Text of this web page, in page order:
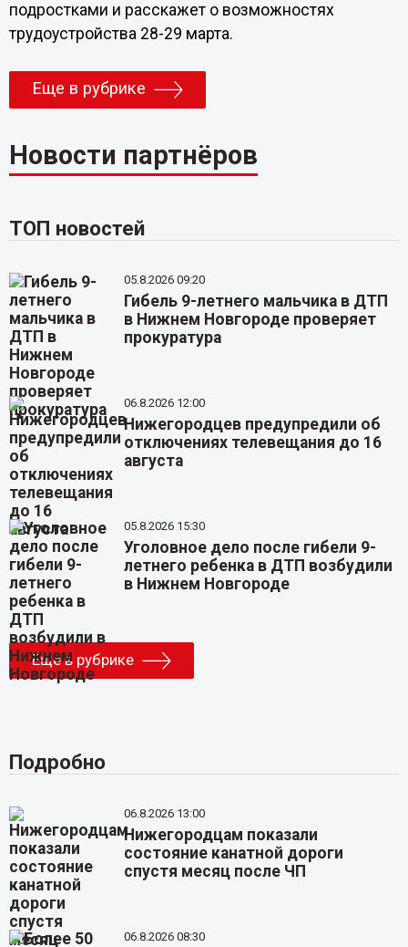
подростками и расскажет о возможностях
трудоустройства 28-29 марта.
Еще в рубрике
Новости партнёров
ТОП новостей
05.8.2026 09:20
Гибель 9-летнего мальчика в ДТП
в Нижнем Новгороде проверяет
прокуратура
06.8.2026 12:00
Нижегородцев предупредили об
отключениях телевещания до 16
августа
05.8.2026 15:30
Уголовное дело после гибели 9-
летнего ребенка в ДТП возбудили
в Нижнем Новгороде
Еще в рубрике
Подробно
06.8.2026 13:00
Нижегородцам показали
состояние канатной дороги
спустя месяц после ЧП
06.8.2026 08:30